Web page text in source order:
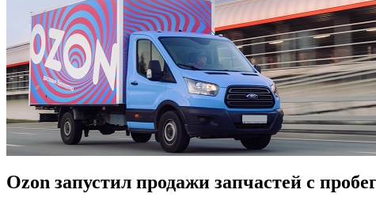
Ozon запустил продажи запчастей с